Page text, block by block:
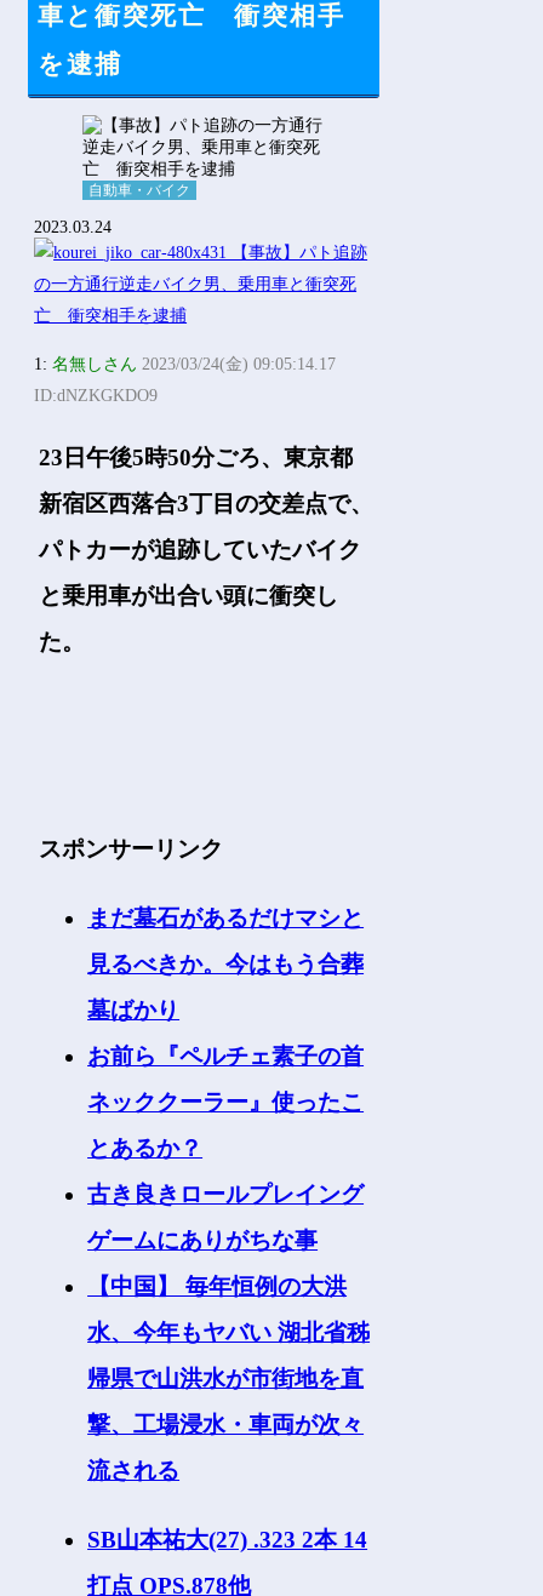
車と衝突死亡 衝突相手
を逮捕
自動車・バイク
2023.03.24
1:名無しさん 2023/03/24(金) 09:05:14.17
ID:dNZKGKDO9
23日午後5時50分ごろ、東京都
新宿区西落合3丁目の交差点で、
パトカーが追跡していたバイク
と乗用車が出合い頭に衝突し
た。
スポンサーリンク
まだ墓石があるだけマシと
見るべきか。今はもう合葬
墓ばかり
お前ら『ペルチェ素子の首
ネッククーラー』使ったこ
とあるか？
古き良きロールプレイング
ゲームにありがちな事
【中国】 毎年恒例の大洪
水、今年もヤバい 湖北省秭
帰県で山洪水が市街地を直
撃、工場浸水・車両が次々
流される
SB山本祐大(27) .323 2本 14
打点 OPS.878他